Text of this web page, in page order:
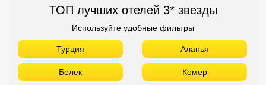
ТОП лучших отелей 3* звезды
Используйте удобные фильтры
Турция Аланья
Белек Кемер